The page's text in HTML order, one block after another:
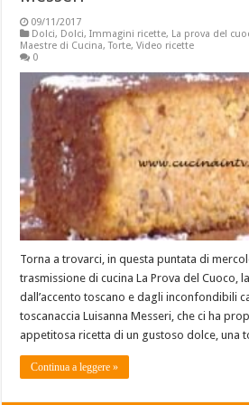
09/11/2017
Dolci, Dolci,Immagini ricette, La prova del
Maestre di Cucina,Torte,Video ricette
0
Torna a trovarci, in questa puntata di
trasmissione di cucina La Prova del Cuoco,
dall’accento toscano e dagli inconfondibili
toscanaccia Luisanna Messeri, che ci ha
appetitosa ricetta di un gustoso dolce, una
Continua a leggere »